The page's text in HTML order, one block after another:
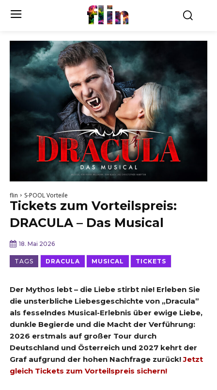
flin
flin S-POOL Vorteile
Tickets zum Vorteilspreis:
DRACULA – Das Musical
18. Mai 2026
TAGS DRACULA MUSICAL TICKETS
Der Mythos lebt – die Liebe stirbt nie! Erleben Sie
die unsterbliche Liebesgeschichte von „Dracula”
als fesselndes Musical-Erlebnis über ewige Liebe,
dunkle Begierde und die Macht der Verführung:
2026 erstmals auf großer Tour durch
Deutschland und Österreich und 2027 kehrt der
Graf aufgrund der hohen Nachfrage zurück!Jetzt
gleich Tickets zum Vorteilspreis sichern!